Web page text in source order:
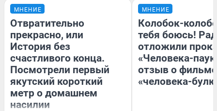
МНЕНИЕ
Отвратительно
прекрасно, или
История без
счастливого конца.
Посмотрели первый
якутский короткий
метр о домашнем
насилии
МНЕНИЕ
Колобок-
тебя боюсь!
отложили
«Человека-
отзыв о
«человека-